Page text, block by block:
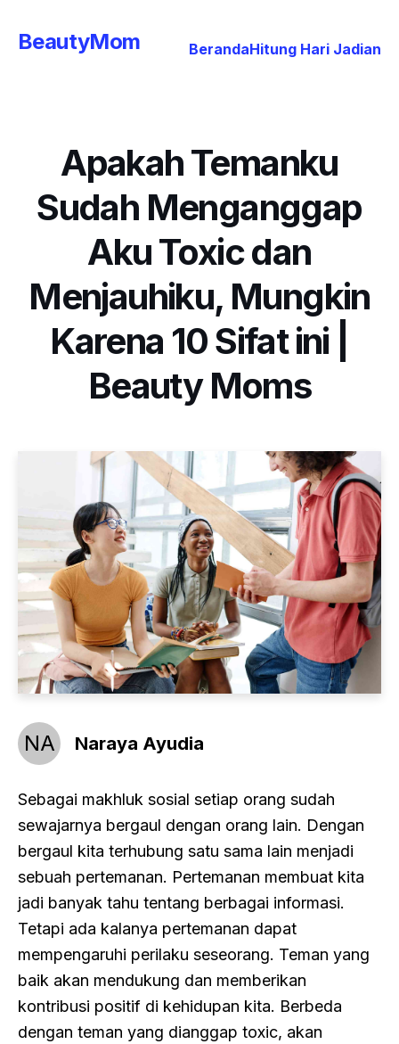
BeautyMom BerandaHitung Hari Jadian
Apakah Temanku
Sudah Menganggap
Aku Toxic dan
Menjauhiku, Mungkin
Karena 10 Sifat ini |
Beauty Moms
NA Naraya Ayudia
Sebagai makhluk sosial setiap orang sudah
sewajarnya bergaul dengan orang lain. Dengan
bergaul kita terhubung satu sama lain menjadi
sebuah pertemanan. Pertemanan membuat kita
jadi banyak tahu tentang berbagai informasi.
Tetapi ada kalanya pertemanan dapat
mempengaruhi perilaku seseorang. Teman yang
baik akan mendukung dan memberikan
kontribusi positif di kehidupan kita. Berbeda
dengan teman yang dianggap toxic, akan